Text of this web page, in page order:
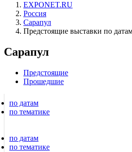
EXPONET.RU
Россия
Сарапул
Предстоящие выставки по
Сарапул
Предстоящие
Прошедшие
по датам
по тематике
по датам
по тематике